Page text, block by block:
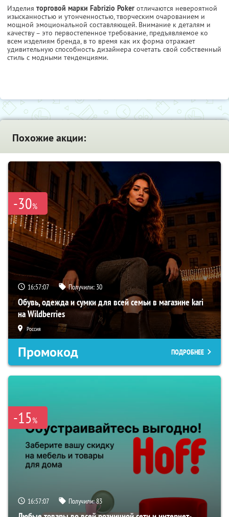
Изделия торговой марки Fabrizio Poker отличаются невероятной
изысканностью и утонченностью, творческим очарованием и
мощной эмоциональной составляющей. Внимание к деталям и
качеству – это первостепенное требование, предъявляемое ко
всем изделиям бренда, в то время как их форма отражает
удивительную способность дизайнера сочетать свой собственный
стиль с модными тенденциями.
Похожие акции:
-30%
16:57:06 Получили: 30
Обувь, одежда и сумки для всей семьи в магазине kari
на Wildberries
Россия
Промокод ПОДРОБНЕЕ
-15%
16:57:06 Получили:83